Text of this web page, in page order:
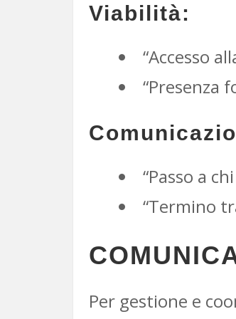
Viabilità:
“Accesso
“Presenza
“Passo a
“Termino
Per gestione e